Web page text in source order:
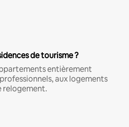
de tourisme ?
entièrement
aux logements
relogement.